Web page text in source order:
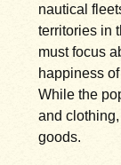
nautical
territories in
must focus
happiness
While the
and
goods.